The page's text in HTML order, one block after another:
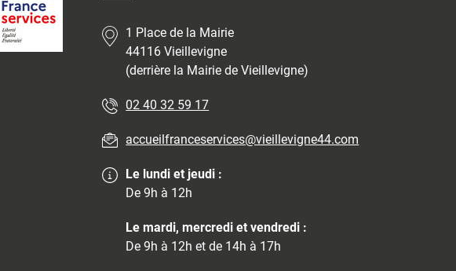
1 Place de la Mairie
44116 Vieillevigne
(derrière la Mairie de Vieillevigne)
02 40 32 59 17
accueilfranceservices@vieillevigne44.com
Le lundi et jeudi :
De 9h à 12h
Le mardi, mercredi et vendredi :
De 9h à 12h et de 14h à 17h